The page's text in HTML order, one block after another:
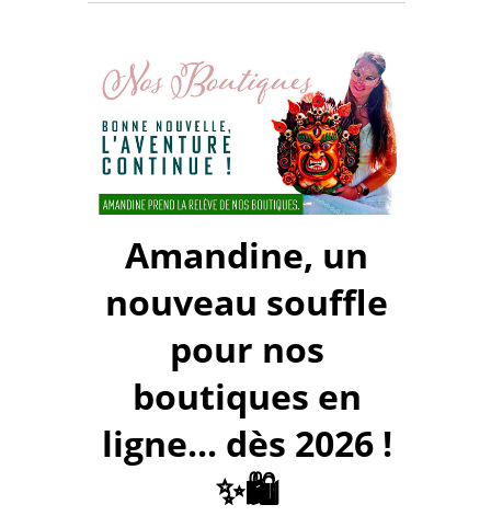
Amandine, un
nouveau souffle
pour nos
boutiques en
ligne... dès 2026 !
✨🛍️